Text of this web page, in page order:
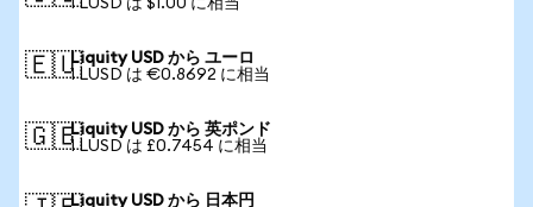
1 LUSD は $1.00 に相当
🇪🇺Liquity USD から ユーロ
1 LUSD は €0.8692 に相当
🇬🇧Liquity USD から 英ポンド
1 LUSD は £0.7454 に相当
Liquity USD から 日本円